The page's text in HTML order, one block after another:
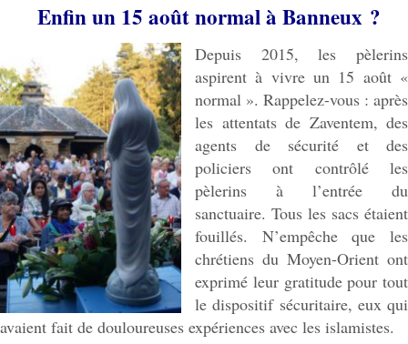
Enfin un 15 août normal à Banneux ?
Depuis 2015, les pèlerins
aspirent à vivre un 15 août «
normal ». Rappelez-vous : après
les attentats de Zaventem, des
agents de sécurité et des
policiers ont contrôlé les
pèlerins à l’entrée du
sanctuaire. Tous les sacs étaient
fouillés. N’empêche que les
chrétiens du Moyen-Orient ont
exprimé leur gratitude pour tout
le dispositif sécuritaire, eux qui
avaient fait de douloureuses expériences avec les islamistes.